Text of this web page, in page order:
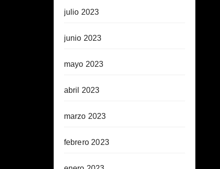
julio 2023
junio 2023
mayo 2023
abril 2023
marzo 2023
febrero 2023